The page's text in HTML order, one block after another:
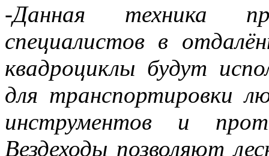
-Данная техника
специалистов в
квадроциклы будут
для транспортировки
инструментов и
Вездеходы позволяют